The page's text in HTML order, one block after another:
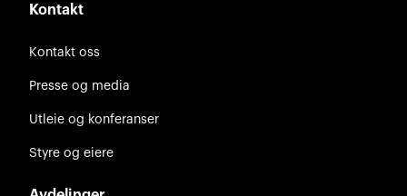
Kontakt
Kontakt oss
Presse og media
Utleie og konferanser
Styre og eiere